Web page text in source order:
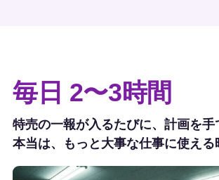
毎日 2〜3時間
特売の一報が入るたびに、計画を手
本当は、もっと大事な仕事に使える